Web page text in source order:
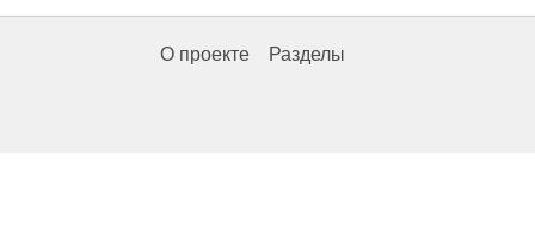
О проекте Разделы